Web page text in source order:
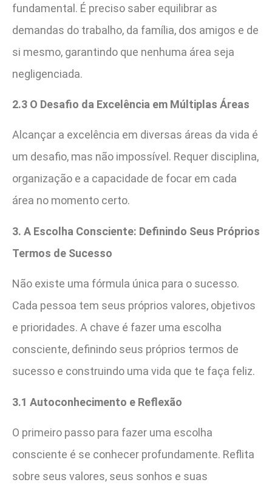
fundamental. É preciso saber equilibrar as
demandas do trabalho, da família, dos amigos e de
si mesmo, garantindo que nenhuma área seja
negligenciada.
2.3 O Desafio da Excelência em Múltiplas Áreas
Alcançar a excelência em diversas áreas da vida é
um desafio, mas não impossível. Requer disciplina,
organização e a capacidade de focar em cada
área no momento certo.
3. A Escolha Consciente: Definindo Seus Próprios
Termos de Sucesso
Não existe uma fórmula única para o sucesso.
Cada pessoa tem seus próprios valores, objetivos
e prioridades. A chave é fazer uma escolha
consciente, definindo seus próprios termos de
sucesso e construindo uma vida que te faça feliz.
3.1 Autoconhecimento e Reflexão
O primeiro passo para fazer uma escolha
consciente é se conhecer profundamente. Reflita
sobre seus valores, seus sonhos e suas